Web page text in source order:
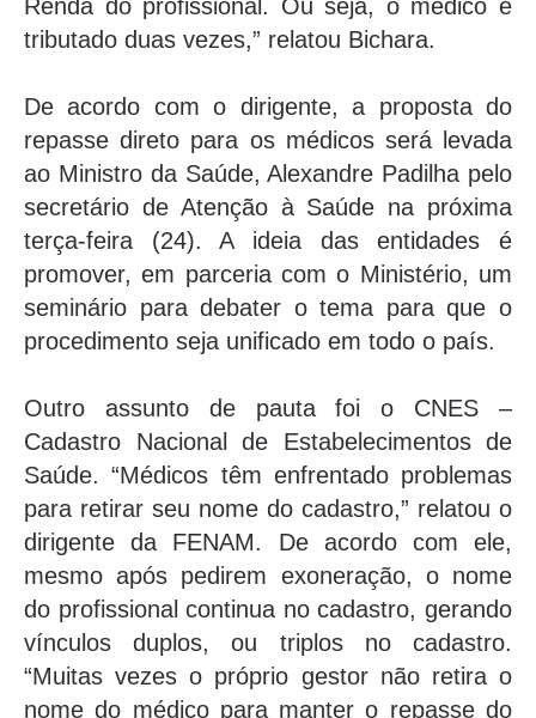
Renda do profissional. Ou seja, o médico é
tributado duas vezes,” relatou Bichara.
De acordo com o dirigente, a proposta do
repasse direto para os médicos será levada
ao Ministro da Saúde, Alexandre Padilha pelo
secretário de Atenção à Saúde na próxima
terça-feira (24). A ideia das entidades é
promover, em parceria com o Ministério, um
seminário para debater o tema para que o
procedimento seja unificado em todo o país.
Outro assunto de pauta foi o CNES –
Cadastro Nacional de Estabelecimentos de
Saúde. “Médicos têm enfrentado problemas
para retirar seu nome do cadastro,” relatou o
dirigente da FENAM. De acordo com ele,
mesmo após pedirem exoneração, o nome
do profissional continua no cadastro, gerando
vínculos duplos, ou triplos no cadastro.
“Muitas vezes o próprio gestor não retira o
nome do médico para manter o repasse do